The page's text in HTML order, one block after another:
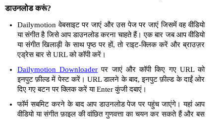
डाउनलोड करूं?
Dailymotion वेबसाइट पर जाएं और उस पेज पर जाएं जिसमें वह वीडियो
या संगीत है जिसे आप डाउनलोड करना चाहते हैं। एक बार जब आप वीडियो
या संगीत खिलाड़ी के साथ पृष्ठ पर हों, तो राइट-क्लिक करें और ब्राउज़र
एड्रेस बार से URL को कॉपी करें।
Dailymotion Downloader पर जाएं और कॉपी किए गए URL को
इनपुट फ़ील्ड में पेस्ट करें। URL डालने के बाद, इनपुट फ़ील्ड के दाईं ओर
दिए गए बटन पर क्लिक करें या Enter कुंजी दबाएं।
फॉर्म सबमिट करने के बाद आप डाउनलोड पेज पर पहुंच जाएंगे। यहां आप
वीडियो या संगीत फ़ाइल की वांछित गुणवत्ता का चयन कर सकते हैं और बस